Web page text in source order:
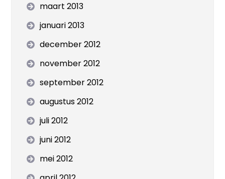
maart 2013
januari 2013
december 2012
november 2012
september 2012
augustus 2012
juli 2012
juni 2012
mei 2012